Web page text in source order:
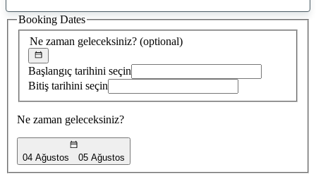
öneri
bulundu
Ne zaman geleceksiniz? (optional)
Başlangıç tarihini seçin
Bitiş tarihini seçin
Ne zaman geleceksiniz?
04 Ağustos 05 Ağustos
Booking Dates